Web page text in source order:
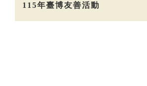
115年臺博友善活動